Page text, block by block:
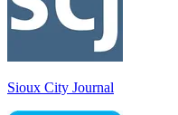
Sioux City Journal